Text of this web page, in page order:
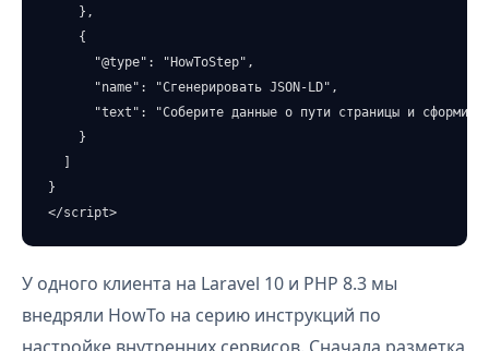
    },
    {
      "@type": "HowToStep",
      "name": "Сгенерировать JSON-LD",
"text": "Соберите данные о пути страницы и
    }
}
</script>
У одного клиента на Laravel 10 и PHP 8.3 мы
внедряли HowTo на серию инструкций по